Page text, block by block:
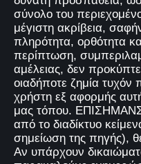
σύνολο του
μέγιστη ακρίβεια,
πληρότητα, ορθότητα
περίπτωση,
αμέλειας, δεν
οιαδήποτε ζημία τυχόν
χρήστη εξ αφορμής
μας τόπου.
από το διαδίκτυο
σημείωση της πηγής),
Αν υπάρχουν